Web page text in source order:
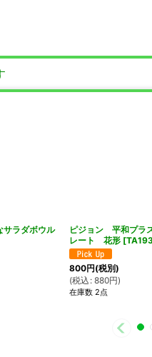
ラダボウル
ピジョン 平和プラ
レート 花形 [
800円(税別)
(税込 : 880円)
在庫数 2点